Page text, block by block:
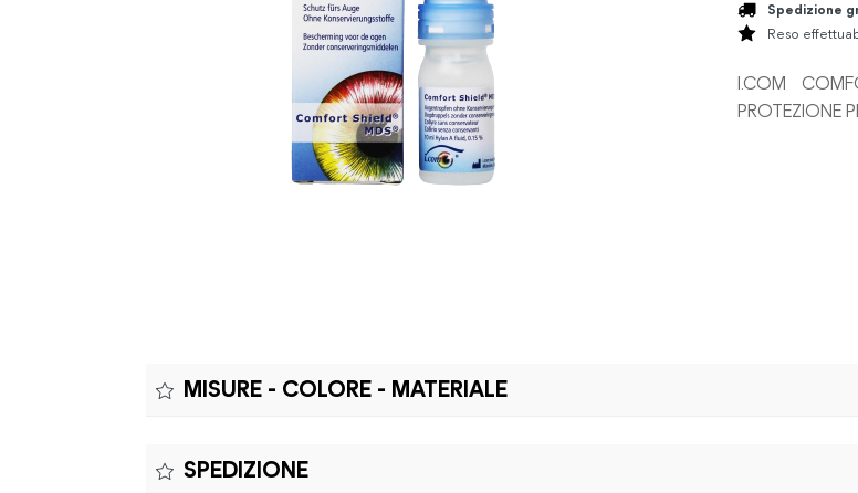
Spedizione
Reso
I.COM
PROTEZIONE
MISURE - COLORE - MATERIALE
SPEDIZIONE